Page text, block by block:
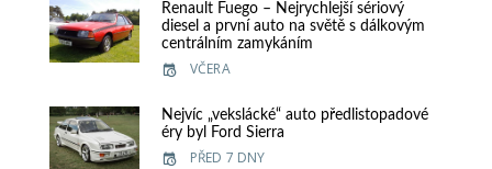
Renault Fuego – Nejrychlejší sériový
diesel a první auto na světě s dálkovým
centrálním zamykáním
VČERA
Nejvíc „vekslácké“ auto předlistopadové
éry byl Ford Sierra
PŘED 7 DNY